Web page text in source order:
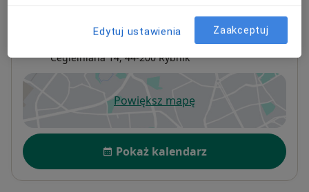
Cegielniana 14,44-200Rybnik
Powiększ mapęotwiera się w nowej karcie
Dostępność
Pokaż kalendarz
Edytuj ustawienia Zaakceptuj